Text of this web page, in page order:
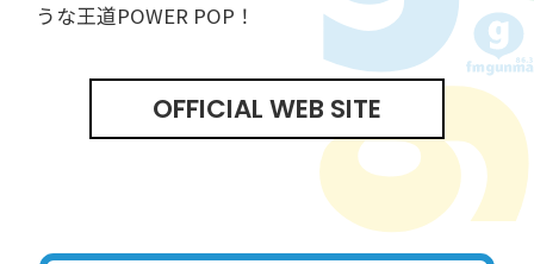
うな王道POWER POP！
OFFICIAL WEB SITE